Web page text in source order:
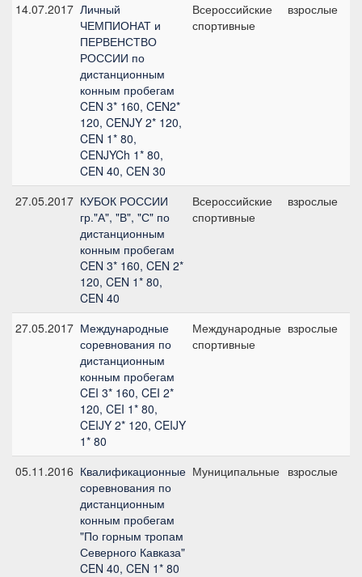
14.07.2017 Личный
ЧЕМПИОНАТ и
ПЕРВЕНСТВО
РОССИИ по
дистанционным
конным пробегам
CEN 3* 160, CEN2*
120, CENJY 2* 120,
CEN 1* 80,
CENJYCh 1* 80,
CEN 40, CEN 30
Всероссийские
спортивные
взрослые
27.05.2017 КУБОК РОССИИ
гр."А", "В", "С" по
дистанционным
конным пробегам
CEN 3* 160, CEN 2*
120, CEN 1* 80,
CEN 40
Всероссийские
спортивные
взрослые
27.05.2017 Международные
соревнования по
дистанционным
конным пробегам
CEI 3* 160, CEI 2*
120, CEI 1* 80,
CEIJY 2* 120, CEIJY
1* 80
Международные
спортивные
взрослые
05.11.2016 Квалификационные
соревнования по
дистанционным
конным пробегам
"По горным тропам
Северного Кавказа"
CEN 40, CEN 1* 80
Муниципальные взрослые